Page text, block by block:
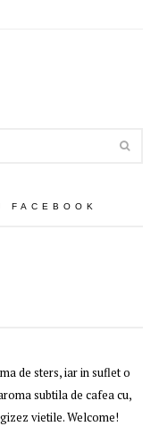
de sters, iar in suflet o
subtila de cafea cu,
vietile. Welcome!